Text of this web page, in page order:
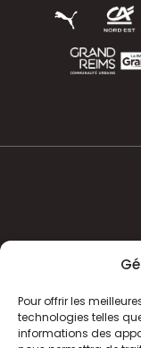
Pour offrir les
technologies telles
informations des
ACTUALITÉS